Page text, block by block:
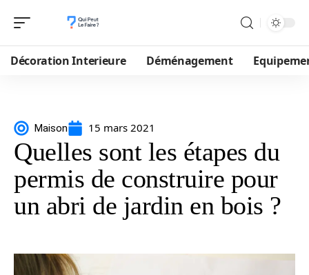
Décoration Interieure Déménagement
Maison 15 mars 2021
Quelles sont les étapes du
permis de construire pour
un abri de jardin en bois ?